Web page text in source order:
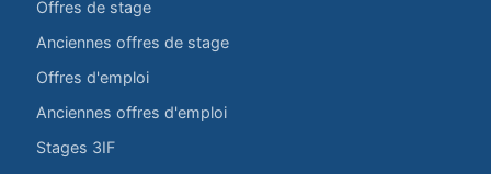
Offres de stage
Anciennes offres de stage
Offres d'emploi
Anciennes offres d'emploi
Stages 3IF